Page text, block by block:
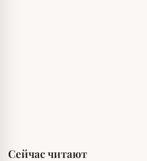
Сейчас читают